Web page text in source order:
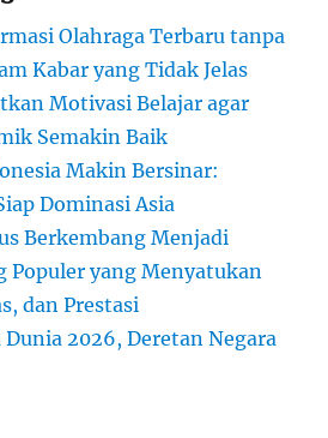
Olahraga Terbaru tanpa
Kabar yang Tidak Jelas
Motivasi Belajar agar
Semakin Baik
Makin Bersinar:
Dominasi Asia
Berkembang Menjadi
Populer yang Menyatukan
dan Prestasi
2026, Deretan Negara